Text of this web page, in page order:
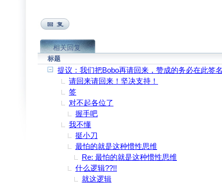
相关回复
标题
提议：我们把Bobo再请回来，赞成的务必在此签
请回来请回来！坚决支持！
签
对不起各位了
握手吧
我不懂
挺小刀
最怕的就是这种惯性思维
Re: 最怕的就是这种惯性思维
什么逻辑??!!
就这逻辑